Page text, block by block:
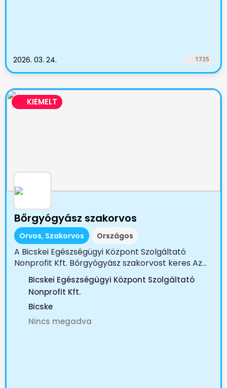
2026. 03. 24. 1735
KIEMELT
Bőrgyógyász szakorvos
Orvos, Szakorvos Országos
A Bicskei Egészségügyi Központ Szolgáltató
Nonprofit Kft. Bőrgyógyász szakorvost keres Az...
Bicskei Egészségügyi Központ Szolgáltató
Nonprofit Kft.
Bicske
Nincs megadva